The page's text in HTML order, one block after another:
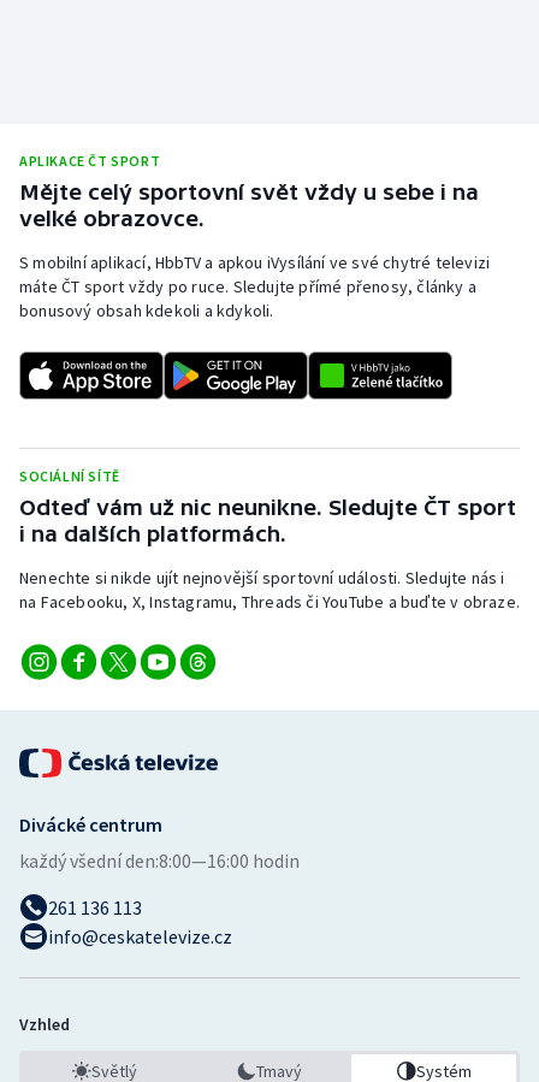
APLIKACE ČT SPORT
Mějte celý sportovní svět vždy u sebe i na
velké obrazovce.
S mobilní aplikací, HbbTV a apkou iVysílání ve své chytré televizi
máte ČT sport vždy po ruce. Sledujte přímé přenosy, články a
bonusový obsah kdekoli a kdykoli.
SOCIÁLNÍ SÍTĚ
Odteď vám už nic neunikne. Sledujte ČT sport
i na dalších platformách.
Nenechte si nikde ujít nejnovější sportovní události. Sledujte nás i
na Facebooku, X, Instagramu, Threads či YouTube a buďte v obraze.
Divácké centrum
každý všední den:8:00—16:00 hodin
261 136 113
info@ceskatelevize.cz
Vzhled
Světlý Tmavý Systém